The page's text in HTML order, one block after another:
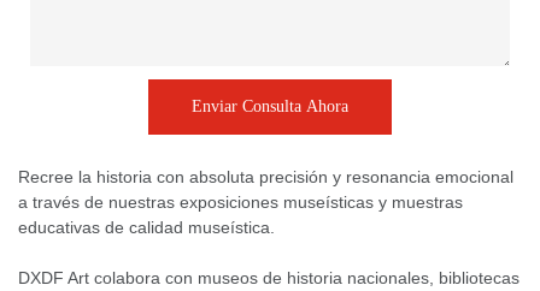
Enviar Consulta Ahora
Recree la historia con absoluta precisión y resonancia emocional
a través de nuestras exposiciones museísticas y muestras
educativas de calidad museística.
DXDF Art colabora con museos de historia nacionales, bibliotecas